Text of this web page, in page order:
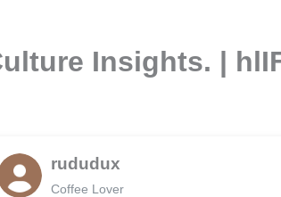
Insights. |
rududux
Coffee Lover